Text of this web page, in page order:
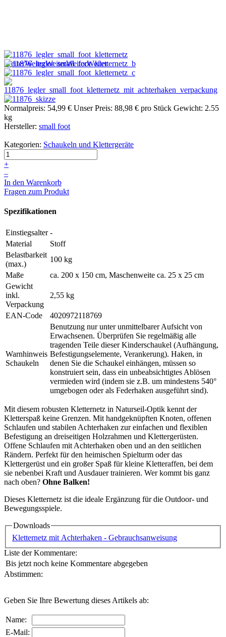
WeiterWeiterWeiterWeiterWeiter
Normalpreis: 54,99 € Unser Preis: 88,98 € pro Stück Gewicht: 2.55
kg
Hersteller: small foot
Kategorien: Schaukeln und Klettergeräte
+
–
In den Warenkorb
Fragen zum Produkt
Spezifikationen
Einstiegsalter -
Material
Stoff
Belastbarkeit
(max.)
100 kg
Maße
ca. 200 x 150 cm, Maschenweite ca. 25 x 25 cm
Gewicht
inkl.
Verpackung
2,55 kg
EAN-Code 4020972118769
Warnhinweis
Schaukeln
Benutzung nur unter unmittelbarer Aufsicht von
Erwachsenen. Überprüfen Sie regelmäßig alle
tragenden Teile dieser Kinderschaukel (Aufhängung,
Befestigungselemente, Verankerung). Haken, in
denen Sie die Schaukel einhängen, müssen so
konstruiert sein, dass ein unbeabsichtigtes Ablösen
vermieden wird (indem sie z.B. um mindestens 540°
umgebogen oder als Federhaken ausgeführt sind).
Mit diesem robusten Kletternetz in Naturseil-Optik kennt der
Kletterspaß keine Grenzen. Mit handgeknüpften Knoten, offenen
Schlaufen und stabilen Achterhaken zur einfachen und flexiblen
Befestigung an dreiseitigen Holzrahmen und Klettergerüsten.
Offene Schlaufen mit Achterhaken oben und an den seitlichen
Rändern. Perfekt für den heimischen Spielturm oder das
Klettergerüst und ein großer Spaß für kleine Kletteraffen, bei dem
sie nebenbei Kraft und Ausdauer trainieren. Wer kommt bis ganz
nach oben? Ohne Balken!
Dieses Kletternetz ist die ideale Ergänzung für die Outdoor- und
Bewegungsspiele.
Downloads
Kletternetz mit Achterhaken - Gebrauchsanweisung
Liste der Kommentare:
Bis jetzt noch keine Kommentare abgegeben
Abstimmen:
Geben Sie Ihre Bewertung dieses Artikels ab:
Name:
E-Mail: